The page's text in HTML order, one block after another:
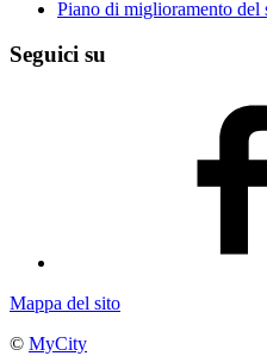
Piano di miglioramento del
Seguici su
Mappa del sito
© MyCity